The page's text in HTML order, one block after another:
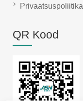
Privaatsuspoliitika
QR Kood